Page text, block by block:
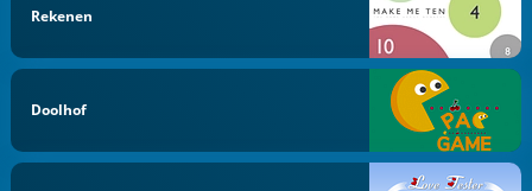
Rekenen
Doolhof